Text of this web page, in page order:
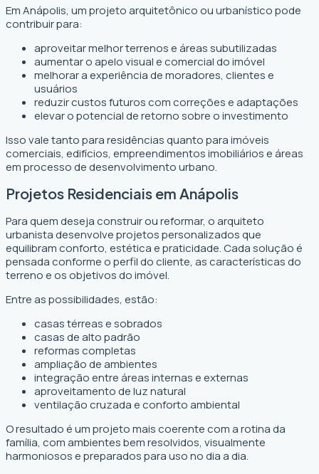
Em Anápolis, um projeto arquitetônico ou urbanístico pode
contribuir para:
aproveitar melhor terrenos e áreas subutilizadas
aumentar o apelo visual e comercial do imóvel
melhorar a experiência de moradores, clientes e
usuários
reduzir custos futuros com correções e adaptações
elevar o potencial de retorno sobre o investimento
Isso vale tanto para residências quanto para imóveis
comerciais, edifícios, empreendimentos imobiliários e áreas
em processo de desenvolvimento urbano.
Projetos Residenciais em Anápolis
Para quem deseja construir ou reformar, o arquiteto
urbanista desenvolve projetos personalizados que
equilibram conforto, estética e praticidade. Cada solução é
pensada conforme o perfil do cliente, as características do
terreno e os objetivos do imóvel.
Entre as possibilidades, estão:
casas térreas e sobrados
casas de alto padrão
reformas completas
ampliação de ambientes
integração entre áreas internas e externas
aproveitamento de luz natural
ventilação cruzada e conforto ambiental
O resultado é um projeto mais coerente com a rotina da
família, com ambientes bem resolvidos, visualmente
harmoniosos e preparados para uso no dia a dia.